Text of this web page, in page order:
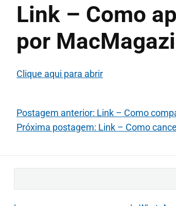
Link – Como
por
Clique aqui para abrir
Postagem anterior: Link – Como
Próxima postagem: Link – Como